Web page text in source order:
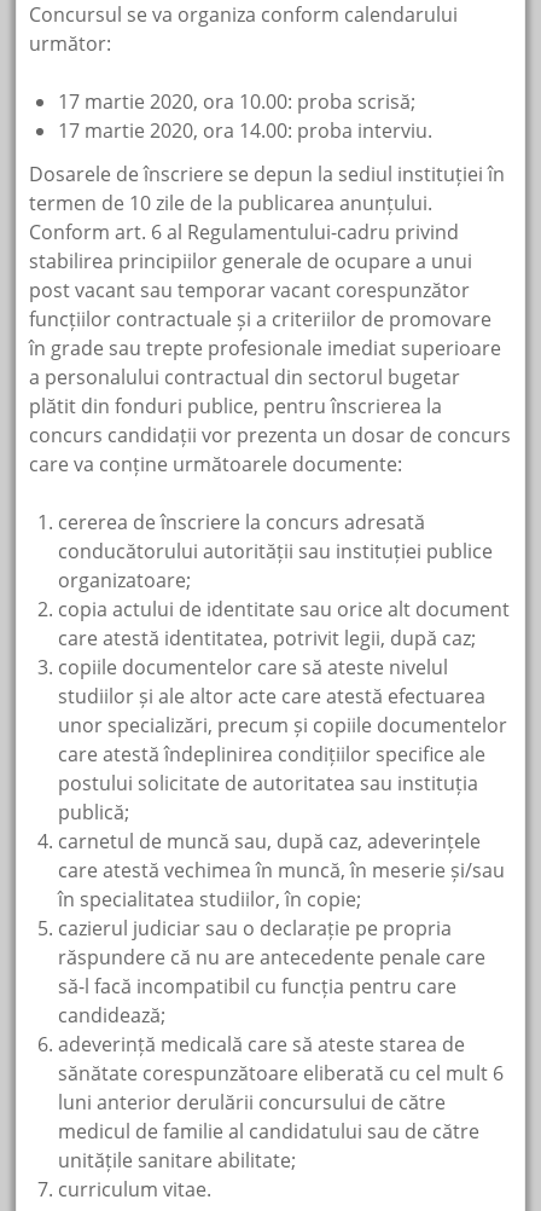
Concursul se va organiza conform calendarului
următor:
17 martie 2020, ora 10.00: proba scrisă;
17 martie 2020, ora 14.00: proba interviu.
Dosarele de înscriere se depun la sediul instituției în
termen de 10 zile de la publicarea anunțului.
Conform art. 6 al Regulamentului-cadru privind
stabilirea principiilor generale de ocupare a unui
post vacant sau temporar vacant corespunzător
funcțiilor contractuale și a criteriilor de promovare
în grade sau trepte profesionale imediat superioare
a personalului contractual din sectorul bugetar
plătit din fonduri publice, pentru înscrierea la
concurs candidații vor prezenta un dosar de concurs
care va conține următoarele documente:
cererea de înscriere la concurs adresată
conducătorului autorității sau instituției publice
organizatoare;
copia actului de identitate sau orice alt document
care atestă identitatea, potrivit legii, după caz;
copiile documentelor care să ateste nivelul
studiilor și ale altor acte care atestă efectuarea
unor specializări, precum și copiile documentelor
care atestă îndeplinirea condițiilor specifice ale
postului solicitate de autoritatea sau instituția
publică;
carnetul de muncă sau, după caz, adeverințele
care atestă vechimea în muncă, în meserie și/sau
în specialitatea studiilor, în copie;
cazierul judiciar sau o declarație pe propria
răspundere că nu are antecedente penale care
să-l facă incompatibil cu funcția pentru care
candidează;
adeverință medicală care să ateste starea de
sănătate corespunzătoare eliberată cu cel mult 6
luni anterior derulării concursului de către
medicul de familie al candidatului sau de către
unitățile sanitare abilitate;
curriculum vitae.